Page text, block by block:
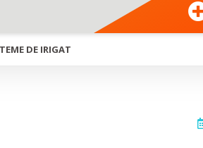
DE IRIGAT